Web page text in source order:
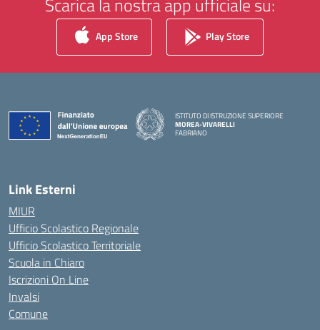
App Store Play Store
ISTITUTO DI ISTRUZIONE SUPERIORE
MOREA-VIVARELLI
FABRIANO
Link Esterni
MIUR
Ufficio Scolastico Regionale
Ufficio Scolastico Territoriale
Scuola in Chiaro
Iscrizioni On Line
Invalsi
Comune